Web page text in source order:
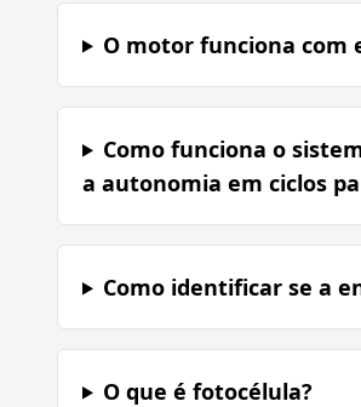
O motor funciona com
Como funciona o
a autonomia em ciclos
Como identificar se a
O que é fotocélula?